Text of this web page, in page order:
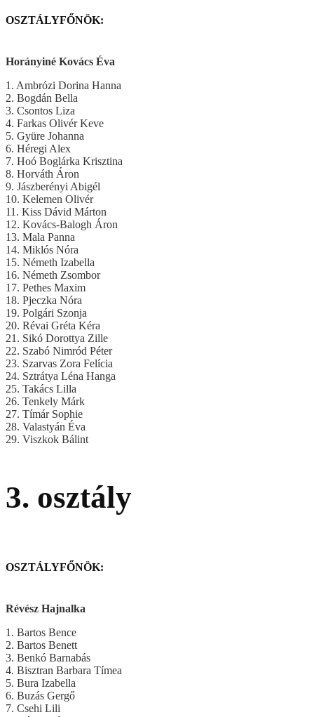
OSZTÁLYFŐNÖK:
Horányiné Kovács Éva
1. Ambrózi Dorina Hanna
2. Bogdán Bella
3. Csontos Liza
4. Farkas Olivér Keve
5. Gyüre Johanna
6. Héregi Alex
7. Hoó Boglárka Krisztina
8. Horváth Áron
9. Jászberényi Abigél
10. Kelemen Olivér
11. Kiss Dávid Márton
12. Kovács-Balogh Áron
13. Mala Panna
14. Miklós Nóra
15. Németh Izabella
16. Németh Zsombor
17. Pethes Maxim
18. Pjeczka Nóra
19. Polgári Szonja
20. Révai Gréta Kéra
21. Sikó Dorottya Zille
22. Szabó Nimród Péter
23. Szarvas Zora Felícia
24. Sztrátya Léna Hanga
25. Takács Lilla
26. Tenkely Márk
27. Tímár Sophie
28. Valastyán Éva
29. Viszkok Bálint
3. osztály
OSZTÁLYFŐNÖK:
Révész Hajnalka
1. Bartos Bence
2. Bartos Benett
3. Benkó Barnabás
4. Bisztran Barbara Tímea
5. Bura Izabella
6. Buzás Gergő
7. Csehi Lili